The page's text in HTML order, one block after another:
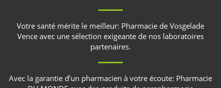
Votre santé mérite le meilleur: Pharmacie de Vosgelade
Vence avec une sélection exigeante de nos laboratoires
partenaires.
Avec la garantie d’un pharmacien à votre écoute: Pharmacie